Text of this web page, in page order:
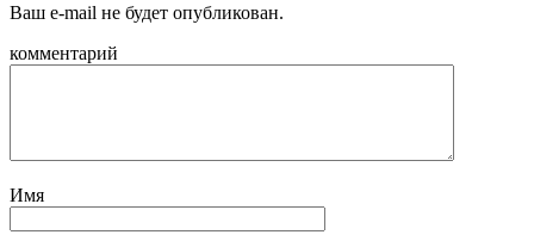
Ваш e-mail не будет опубликован.
комментарий
Имя